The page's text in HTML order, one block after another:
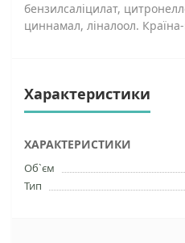
бензилсаліцилат,
циннамал, ліналоол.
Характеристики
ХАРАКТЕРИСТИКИ
Об`єм
Тип